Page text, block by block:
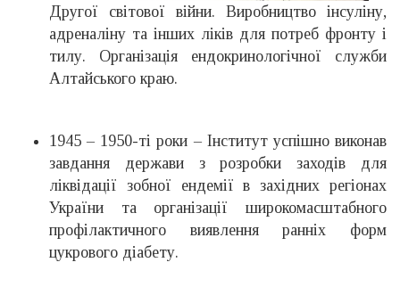
Другої світової війни. Виробництво інсуліну,
адреналіну та інших ліків для потреб фронту і
тилу. Організація ендокринологічної служби
Алтайського краю.
1945 – 1950-ті роки – Інститут успішно виконав
завдання держави з розробки заходів для
ліквідації зобної ендемії в західних регіонах
України та організації широкомасштабного
профілактичного виявлення ранніх форм
цукрового діабету.